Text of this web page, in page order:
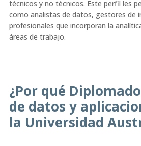
técnicos y no técnicos. Este perfil les
como analistas de datos, gestores de
profesionales que incorporan la
áreas de trabajo.
¿Por qué
de datos y
la Universidad